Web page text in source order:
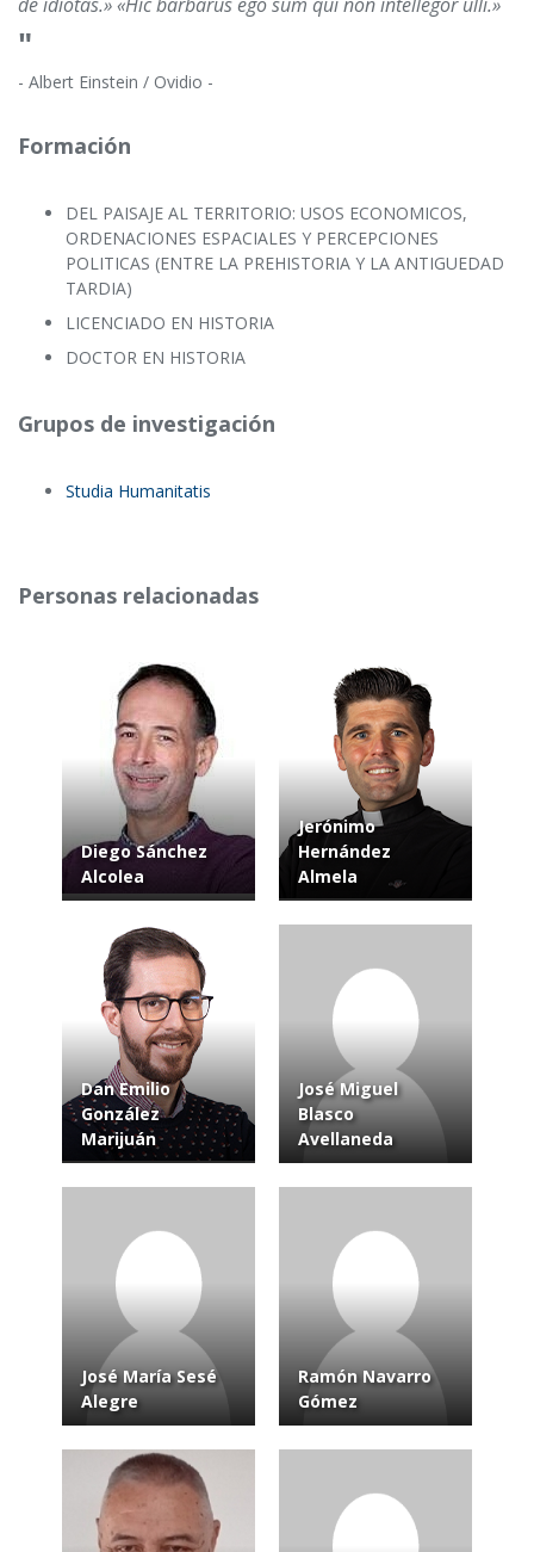
"
- Albert Einstein / Ovidio -
Formación
DEL PAISAJE AL TERRITORIO: USOS ECONOMICOS,
ORDENACIONES ESPACIALES Y PERCEPCIONES
POLITICAS (ENTRE LA PREHISTORIA Y LA ANTIGUEDAD
TARDIA)
LICENCIADO EN HISTORIA
DOCTOR EN HISTORIA
Grupos de investigación
Studia Humanitatis
Personas relacionadas
Diego Sánchez
Alcolea
Jerónimo
Hernández
Almela
Dan Emilio
González
Marijuán
José Miguel
Blasco
Avellaneda
José María Sesé
Alegre
Ramón Navarro
Gómez